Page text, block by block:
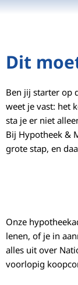
Dit
Ben jij starter op
weet je vast: het
sta je er niet
Bij Hypotheek &
grote stap, en
Onze
lenen, of je in
alles uit over
voorlopig